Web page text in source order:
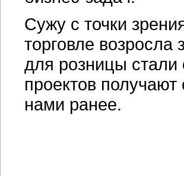
Сужу с точки
торговле
для розницы
проектов
нами ранее.